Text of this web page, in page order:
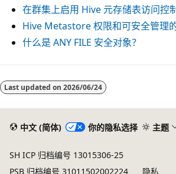
在群集上启用 Hive 元存储表访问控
Hive Metastore 权限和可安全管理的
什么是 ANY FILE 安全对象？
阅
读Last updated on 2026/06/24
中文 (简体) 你的隐私选择 主题
SH ICP 归档编号 13015306-25
PSB 归档编号 31011502002224
隐私